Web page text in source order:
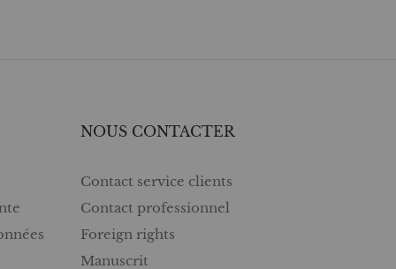
NOUS CONTACTER
Contact service clients
Contact professionnel
Foreign rights
Manuscrit